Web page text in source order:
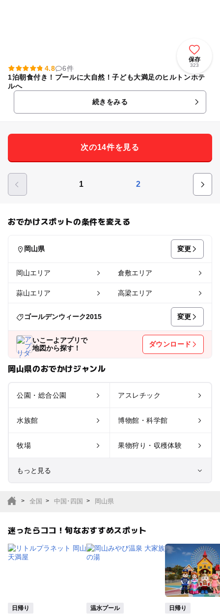
保存
323
4.8
6件
1泊朝食付き！プールに大自然！子ども大満足のヒルトンホテ
ルへ
続きをみる
次の14件を見る
1 2
おでかけスポットの条件を変える
岡山県 変更
岡山エリア 倉敷エリア
蒜山エリア 高梁エリア
ゴールデンウィーク2015 変更
いこーよアプリで
地図から探す！
ダウンロード
岡山県のおでかけジャンル
公園・総合公園 アスレチック
水族館 博物館・科学館
牧場 果物狩り・収穫体験
もっと見る
サファリパーク
植物園・フラワーパー
ク
釣り 自然景観
全国 中国･四国 岡山県
迷ったらココ！旬なおすすめスポット
日帰り 温水プール 日帰り